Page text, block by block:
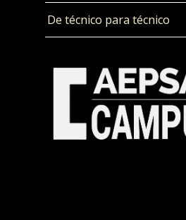
De técnico para técnico